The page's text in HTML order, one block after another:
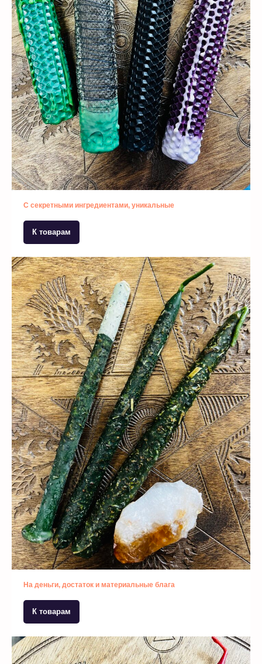
С секретными ингредиентами, уникальные
К товарам
На деньги, достаток и материальные блага
К товарам